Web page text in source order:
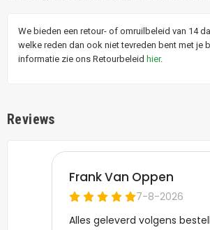
We bieden een retour- of omruilbeleid van 14
welke reden dan ook niet tevreden bent met je
informatie zie ons Retourbeleid hier.
Reviews